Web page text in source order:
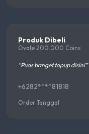
Produk Dibeli
Ovale 200.000 Coins
“Puas banget topup disini”
+6282****81818
Order Tanggal